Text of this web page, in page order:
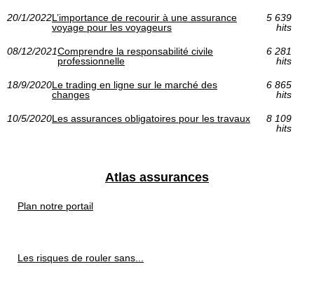
20/1/2022L’importance de recourir à une assurance
voyage pour les voyageurs
5 639
hits
08/12/2021Comprendre la responsabilité civile
professionnelle
6 281
hits
18/9/2020Le trading en ligne sur le marché des
changes
6 865
hits
10/5/2020Les assurances obligatoires pour les travaux
8 109
hits
Atlas assurances
Plan notre portail
Les risques de rouler sans...